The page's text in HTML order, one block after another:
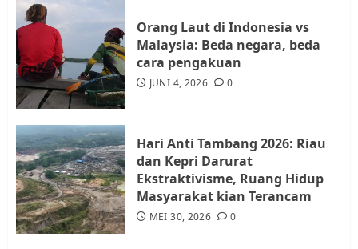
4
5
Tim Advokasi Desak BP Batam
Berhenti Merampas Tanah
Orang Laut di Indonesia vs
Malaysia: Beda negara, beda
cara pengakuan
JUNI 4, 2026 0
Hari Anti Tambang 2026: Riau
dan Kepri Darurat
Ekstraktivisme, Ruang Hidup
Masyarakat kian Terancam
MEI 30, 2026 0